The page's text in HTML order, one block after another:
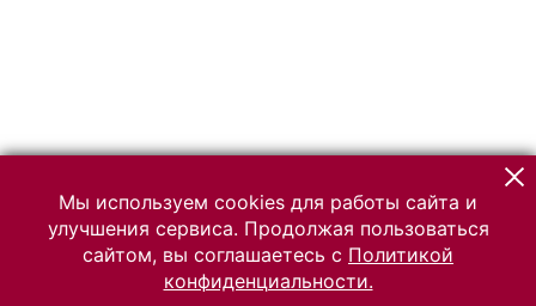
Мы используем cookies для работы сайта и
улучшения сервиса. Продолжая пользоваться
сайтом, вы соглашаетесь с Политикой
конфиденциальности.